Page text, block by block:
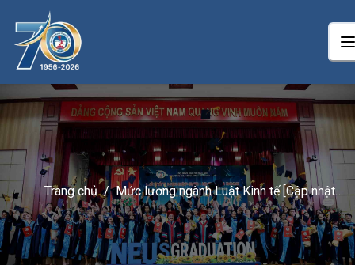
Trang chủ / Mức lương ngành Luật Kinh tế [Cập nhật
2024]